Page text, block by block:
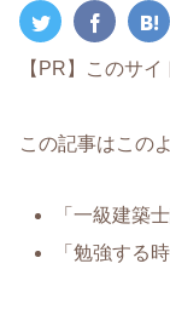
【PR】このサ
この記事はこの
「一級建築
「勉強する